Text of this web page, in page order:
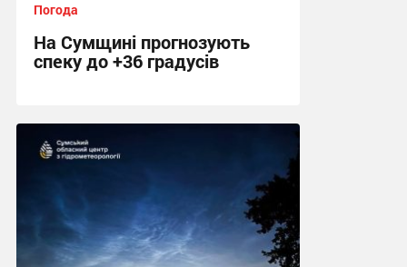
Погода
На Сумщині прогнозують
спеку до +36 градусів
14:09, 3.08.2026